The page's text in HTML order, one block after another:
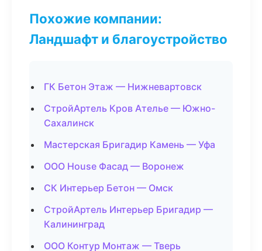
Похожие компании:
Ландшафт и благоустройство
ГК Бетон Этаж — Нижневартовск
СтройАртель Кров Ателье — Южно-
Сахалинск
Мастерская Бригадир Камень — Уфа
ООО House Фасад — Воронеж
СК Интерьер Бетон — Омск
СтройАртель Интерьер Бригадир —
Калининград
ООО Контур Монтаж — Тверь